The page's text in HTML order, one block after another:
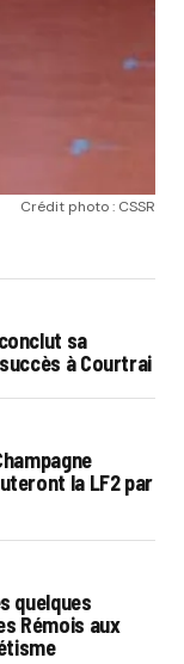
Crédit photo : CSSR
sa
à Courtrai
la LF2 par
quelques
Rémois aux